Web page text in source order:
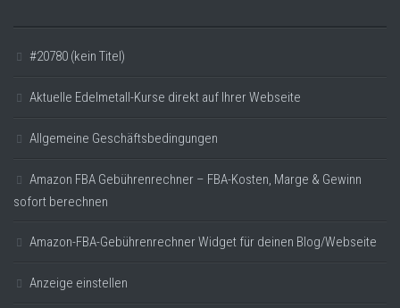
#20780 (kein Titel)
Aktuelle Edelmetall-Kurse direkt auf Ihrer Webseite
Allgemeine Geschäftsbedingungen
Amazon FBA Gebührenrechner – FBA-Kosten, Marge & Gewinn
sofort berechnen
Amazon-FBA-Gebührenrechner Widget für deinen Blog/Webseite
Anzeige einstellen